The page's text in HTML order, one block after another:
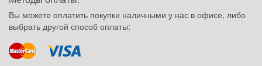
Вы можете оплатить покупки наличными у нас в офисе, либо
выбрать другой способ оплаты: